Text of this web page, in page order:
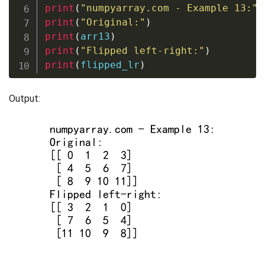
print ( "numpyarray.com - Example 13:"
print ( "Original:" )
print ( arr13 )
print ( "Flipped left-right:" )
print ( flipped_lr )
Output: